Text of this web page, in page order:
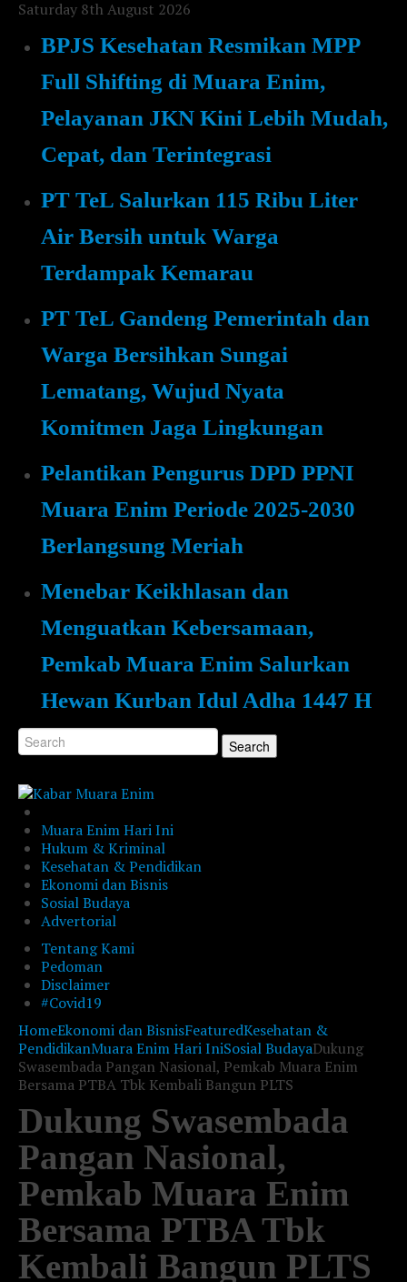
Saturday 8th August 2026
BPJS Kesehatan Resmikan MPP
Full Shifting di Muara Enim,
Pelayanan JKN Kini Lebih Mudah,
Cepat, dan Terintegrasi
PT TeL Salurkan 115 Ribu Liter
Air Bersih untuk Warga
Terdampak Kemarau
PT TeL Gandeng Pemerintah dan
Warga Bersihkan Sungai
Lematang, Wujud Nyata
Komitmen Jaga Lingkungan
Pelantikan Pengurus DPD PPNI
Muara Enim Periode 2025-2030
Berlangsung Meriah
Menebar Keikhlasan dan
Menguatkan Kebersamaan,
Pemkab Muara Enim Salurkan
Hewan Kurban Idul Adha 1447 H
Muara Enim Hari Ini
Hukum & Kriminal
Kesehatan & Pendidikan
Ekonomi dan Bisnis
Sosial Budaya
Advertorial
Tentang Kami
Pedoman
Disclaimer
#Covid19
HomeEkonomi dan BisnisFeaturedKesehatan &
PendidikanMuara Enim Hari IniSosial BudayaDukung
Swasembada Pangan Nasional, Pemkab Muara Enim
Bersama PTBA Tbk Kembali Bangun PLTS
Dukung Swasembada
Pangan Nasional,
Pemkab Muara Enim
Bersama PTBA Tbk
Kembali Bangun PLTS